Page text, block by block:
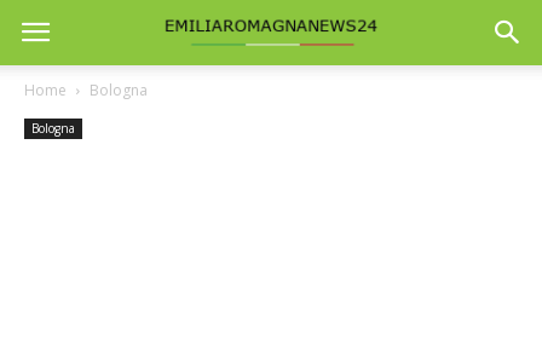
Home Bologna
Bologna